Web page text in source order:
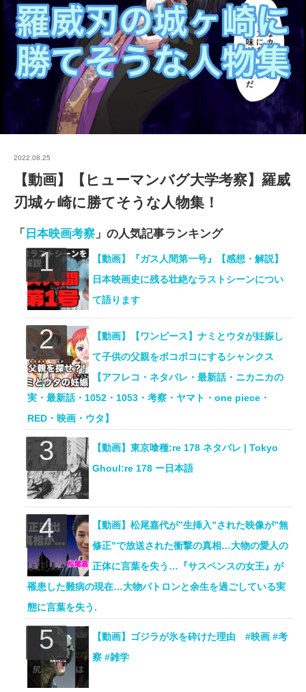
2022.08.25
【動画】【ヒューマンバグ大学考察】羅威
刃城ヶ崎に勝てそうな人物集！
「 日本映画考察 」の人気記事ランキング
【動画】『ガス人間第一号』【感想・解説】
日本映画史に残る壮絶なラストシーンについ
て語ります
【動画】【ワンピース】ナミとウタが妊娠し
て子供の父親をボコボコにするシャンクス
【アフレコ・ネタバレ・最新話・ニカニカの
実・最新話・1052・1053・考察・ヤマト・one piece・
RED・映画・ウタ】
【動画】東京喰種:re 178 ネタバレ | Tokyo
Ghoul:re 178 ー日本語
【動画】松尾嘉代が”生挿入”された映像が”無
修正”で放送された衝撃の真相…大物の愛人の
正体に言葉を失う…『サスペンスの女王』が
罹患した難病の現在…大物パトロンと余生を過ごしている実
態に言葉を失う.
【動画】ゴジラが氷を砕けた理由 #映画 #考
察 #雑学